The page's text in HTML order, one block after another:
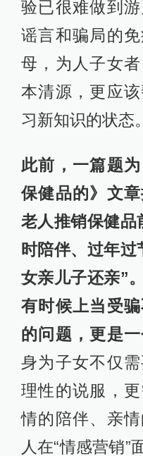
验已很难做到
谣言和骗局的
母，为人子女
本清源，更应
习新知识的状态。
此前，一篇题
保健品的》文
老人推销保健品
时陪伴、过年过
女亲儿子还亲”
有时候上当受
的问题，更是一
身为子女不仅需
理性的说服，
情的陪伴、亲
人在“情感营销”